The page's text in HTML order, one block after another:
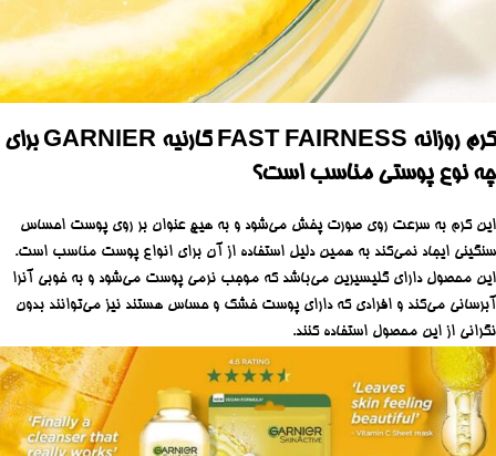
کرم روزانه FAST FAIRNESS گارنیه GARNIER برای
چه نوع پوستی مناسب است؟
این کرم به سرعت روی صورت پخش می‌شود و به هیچ عنوان بر روی پوست احساس
سنگینی ایجاد نمی‌کند به همین دلیل استفاده از آن برای انواع پوست مناسب است.
این محصول دارای گلیسیرین می‌باشد که موجب نرمی پوست می‌شود و به خوبی آنرا
آبرسانی می‌کند و افرادی که دارای پوست خشک و حساس هستند نیز می‌توانند بدون
نگرانی از این محصول استفاده کنند.